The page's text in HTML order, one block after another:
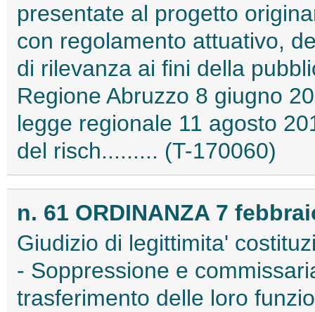
presentate al progetto
con regolamento attuativo,
di rilevanza ai fini della
Regione Abruzzo 8 giugno
legge regionale 11 agosto
del risch......... (T-170060)
n. 61 ORDINANZA 7
Giudizio di legittimita'
- Soppressione e
trasferimento delle loro